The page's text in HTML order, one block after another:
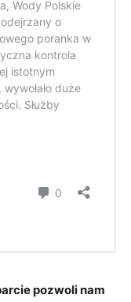
pozwoli nam